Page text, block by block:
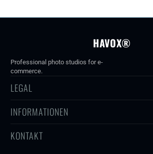
HAVOX®
Professional photo studios for e-
commerce.
LEGAL
INFORMATIONEN
KONTAKT